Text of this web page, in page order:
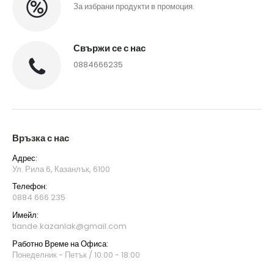
За избрани продукти в промоция.
Свържи се с нас
0884666235
Връзка с нас
Адрес:
Ул. Рила 6, Казанлък, 6100
Телефон:
0884 666 235
Имейл:
tiande.kazanlak@gmail.com
Работно Време на Офиса:
Понеделник - Петък / 10:00 - 18:00